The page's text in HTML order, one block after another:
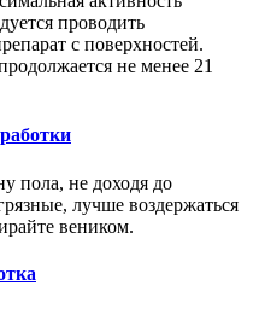
проводить
с поверхностей.
не менее 21
пола, не доходя до
лучше воздержаться
веником.